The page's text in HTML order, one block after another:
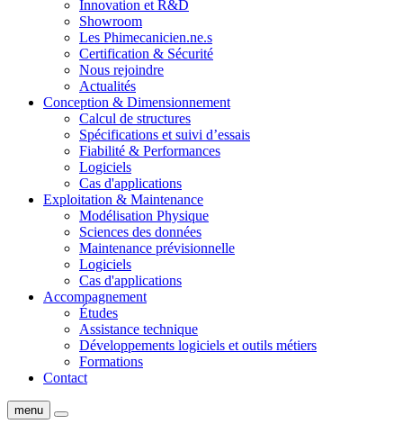
Innovation et R&D
Showroom
Les Phimecanicien.ne.s
Certification & Sécurité
Nous rejoindre
Actualités
Conception & Dimensionnement
Calcul de structures
Spécifications et suivi d’essais
Fiabilité & Performances
Logiciels
Cas d'applications
Exploitation & Maintenance
Modélisation Physique
Sciences des données
Maintenance prévisionnelle
Logiciels
Cas d'applications
Accompagnement
Études
Assistance technique
Développements logiciels et outils métiers
Formations
Contact
menu